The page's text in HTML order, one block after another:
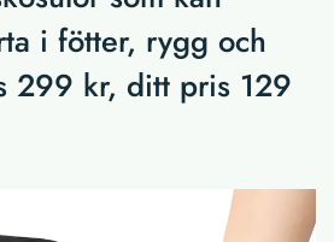
i fötter, rygg och
299 kr, ditt pris 129